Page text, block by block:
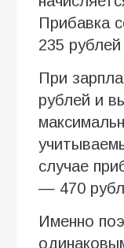
Прибавка
235 рублей
При
рублей и
случае
— 470
Именно